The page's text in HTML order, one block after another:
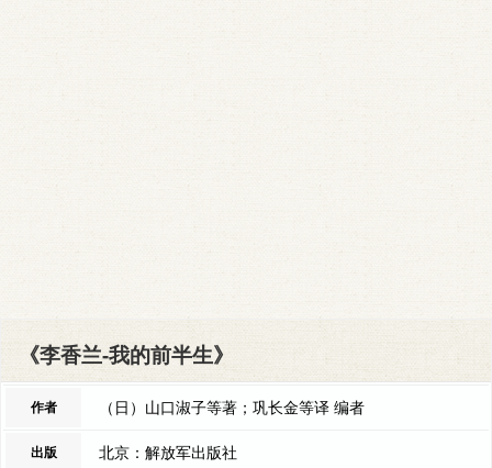
《李香兰-我的前半生》
作者 （日）山口淑子等著；巩长金等译 编者
出版 北京：解放军出版社